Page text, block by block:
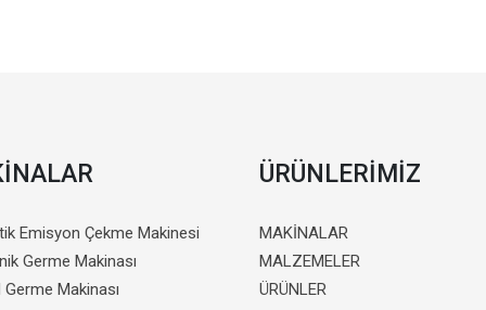
Emisyon Çekme Makinesi
Germe Makinası
Makinası
ÜRÜNLERİMİZ
MAKİNALAR
MALZEMELER
ÜRÜNLER